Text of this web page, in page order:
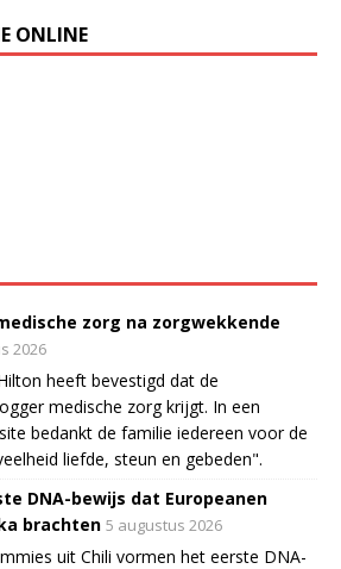
ONLINE
zorg na zorgwekkende
2026
heeft bevestigd dat de
medische zorg krijgt. In een
bedankt de familie iedereen voor de
liefde, steun en gebeden".
DNA-bewijs dat Europeanen
brachten 5 augustus 2026
uit Chili vormen het eerste DNA-